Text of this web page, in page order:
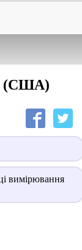
(США)
вимірювання